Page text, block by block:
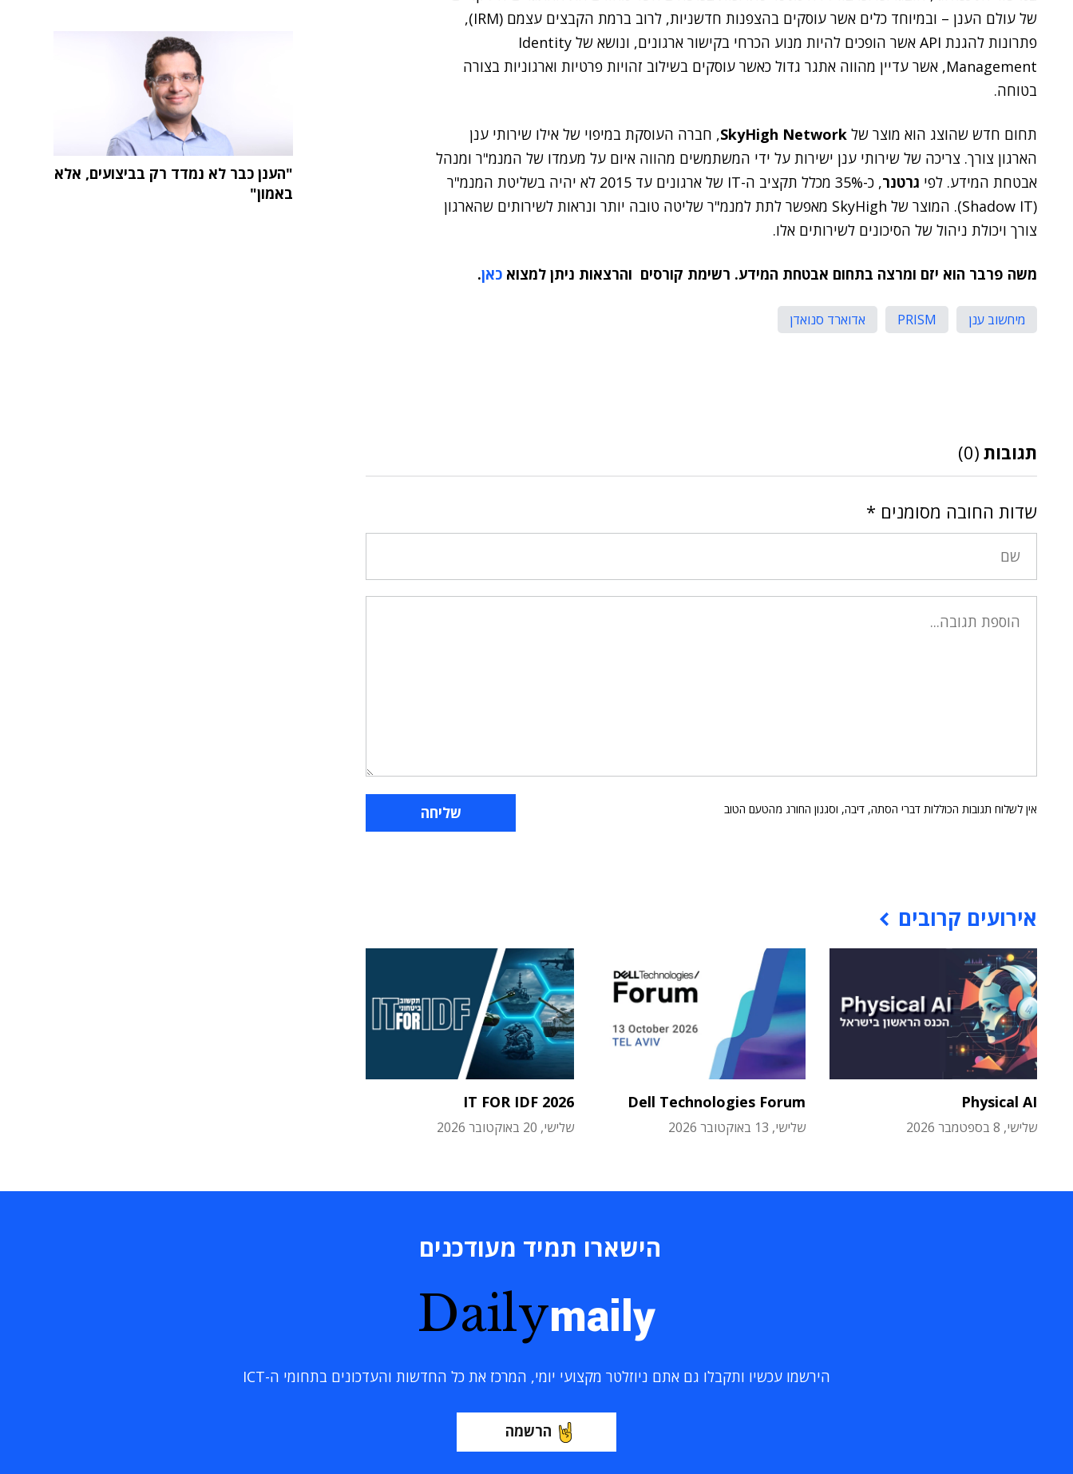
של עולם הענן – ובמיוחד כלים אשר עוסקים בהצפנות חדשניות, לרוב ברמת הקבצים עצמם (IRM),
פתרונות להגנת API אשר הופכים להיות מנוע הכרחי בקישור ארגונים, ונושא של Identity
Management, אשר עדיין מהווה אתגר גדול כאשר עוסקים בשילוב זהויות פרטיות וארגוניות בצורה
בטוחה.
תחום חדש שהוצג הוא מוצר של SkyHigh Network, חברה העוסקת במיפוי של אילו שירותי ענן
הארגון צורך. צריכה של שירותי ענן ישירות על ידי המשתמשים מהווה איום על מעמדו של המנמ"ר ומנהל
אבטחת המידע. לפי גרטנר
, כ-35% מכלל תקציב ה-IT של ארגונים עד 2015 לא יהיה בשליטת המנמ"ר
(Shadow IT). המוצר של SkyHigh מאפשר לתת למנמ"ר שליטה טובה יותר ונראות לשירותים שהארגון
צורך ויכולת ניהול של הסיכונים לשירותים אלו.
משה פרבר הוא יזם ומרצה בתחום אבטחת המידע. רשימת קורסים והרצאות ניתן למצוא כאן.
מיחשוב ענן PRISM אדוארד סנואדן
תגובות (0)
שדות החובה מסומנים *
אין לשלוח תגובות הכוללות דברי הסתה, דיבה, וסגנון החורג מהטעם הטוב
אירועים קרובים
Physical AI
שלישי, 8 בספטמבר 2026
Dell Technologies Forum
שלישי, 13 באוקטובר 2026
IT FOR IDF 2026
שלישי, 20 באוקטובר 2026
"הענן כבר לא נמדד רק בביצועים, אלא
באמון"
הישארו תמיד מעודכנים
Dailymaily
הירשמו עכשיו ותקבלו גם אתם ניוזלטר מקצועי יומי, המרכז את כל החדשות והעדכונים בתחומי ה-ICT
הרשמה